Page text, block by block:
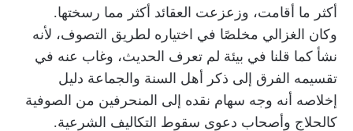
أكثر ما أقامت، وزعزعت العقائد أكثر مما رسختها.
وكان الغزالي مخلصًا في اختياره لطريق التصوف، لأنه
نشأ كما قلنا في بيئة لم تعرف الحديث، وغاب عنه في
تقسيمه الفرق إلى ذكر أهل السنة والجماعة دليل
إخلاصه أنه وجه سهام نقده إلى المنحرفين من الصوفية
كالحلاج وأصحاب دعوى سقوط التكاليف الشرعية.